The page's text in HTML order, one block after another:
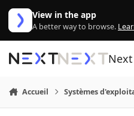
Aller au contenu
View in the app
A better way to browse.
Next
Accueil Systèmes